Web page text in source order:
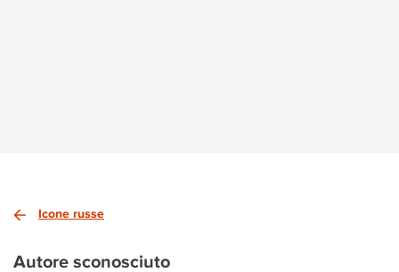
Icone russe
Autore sconosciuto